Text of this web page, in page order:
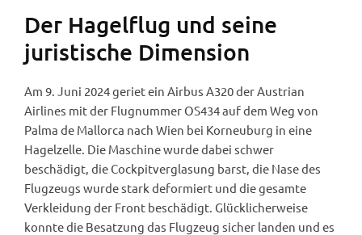
Der Hagelflug und seine
juristische Dimension
Am 9. Juni 2024 geriet ein Airbus A320 der Austrian
Airlines mit der Flugnummer OS434 auf dem Weg von
Palma de Mallorca nach Wien bei Korneuburg in eine
Hagelzelle. Die Maschine wurde dabei schwer
beschädigt, die Cockpitverglasung barst, die Nase des
Flugzeugs wurde stark deformiert und die gesamte
Verkleidung der Front beschädigt. Glücklicherweise
konnte die Besatzung das Flugzeug sicher landen und es